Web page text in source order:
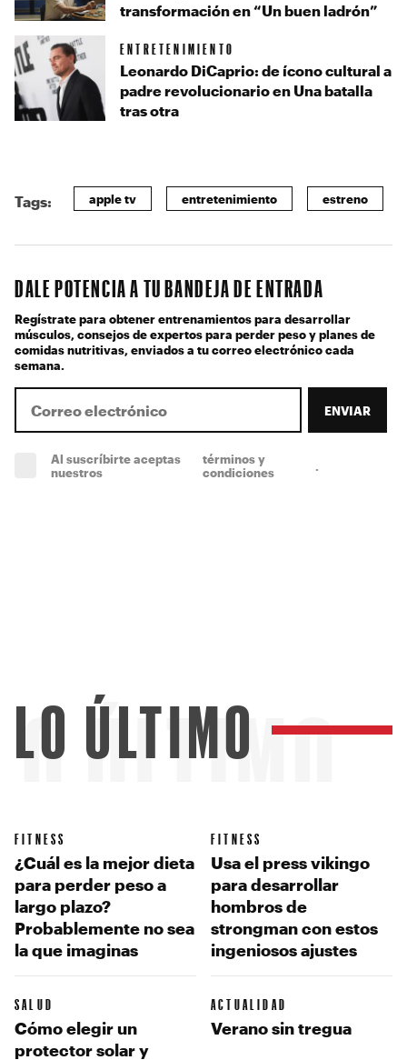
transformación en “Un buen ladrón”
ENTRETENIMIENTO
Leonardo DiCaprio: de ícono cultural a
padre revolucionario en Una batalla
tras otra
Tags: apple tv entretenimiento estreno
DALE POTENCIA A TU BANDEJA DE ENTRADA
Regístrate para obtener entrenamientos para desarrollar
músculos, consejos de expertos para perder peso y planes de
comidas nutritivas, enviados a tu correo electrónico cada
semana.
ENVIAR
Al suscríbirte aceptas
nuestros
términos y
condiciones
ÚLTIMO
LO ÚLTIMO
FITNESS
¿Cuál es la mejor dieta
para perder peso a
largo plazo?
Probablemente no sea
la que imaginas
FITNESS
Usa el press vikingo
para desarrollar
hombros de
strongman con estos
ingeniosos ajustes
SALUD
Cómo elegir un
protector solar y
ACTUALIDAD
Verano sin tregua